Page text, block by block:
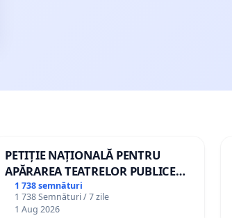
PETIȚIE NAȚIONALĂ PENTRU
APĂRAREA TEATRELOR PUBLICE
DE REPERTORIU DIN ROMÂNIA
1 738 semnături
1 738 Semnături / 7 zile
1 Aug 2026